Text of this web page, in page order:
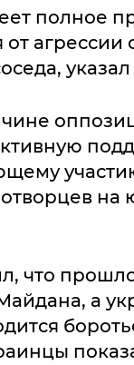
полное
агрессии
указал
на
что
а